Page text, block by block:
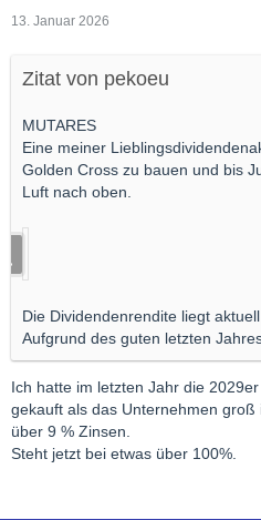
13. Januar 2026
Zitat von pekoeu
MUTARES
Eine meiner
Golden Cross zu bauen und bis
Luft nach oben.
Die Dividendenrendite liegt
Aufgrund des guten letzten
Ich hatte im letzten Jahr die
gekauft als das Unternehmen
über 9 % Zinsen.
Steht jetzt bei etwas über 100%.